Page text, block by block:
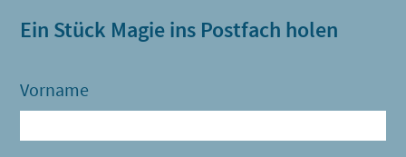
Ein Stück Magie ins Postfach holen
Vorname